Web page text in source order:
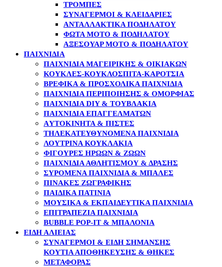
ΤΡΌΜΠΕΣ
ΣΥΝΑΓΕΡΜΟΊ & ΚΛΕΙΔΑΡΙΈΣ
ΑΝΤΑΛΛΑΚΤΙΚΆ ΠΟΔΗΛΆΤΟΥ
ΦΏΤΑ MOTO & ΠΟΔΗΛΆΤΟΥ
ΑΞΕΣΟΥΆΡ MOTO & ΠΟΔΗΛΆΤΟΥ
ΠΑΙΧΝΙΔΙΑ
ΠΑΙΧΝΊΔΙΑ ΜΑΓΕΙΡΙΚΉΣ & ΟΙΚΙΑΚΏΝ
ΚΟΎΚΛΕΣ-ΚΟΥΚΛΌΣΠΙΤΑ-ΚΑΡΌΤΣΙΑ
ΒΡΕΦΙΚΆ & ΠΡΟΣΧΟΛΙΚΆ ΠΑΙΧΝΊΔΙΑ
ΠΑΙΧΝΊΔΙΑ ΠΕΡΙΠΟΊΗΣΗΣ & ΟΜΟΡΦΙΆΣ
ΠΑΙΧΝΊΔΙΑ DIY & ΤΟΥΒΛΆΚΙΑ
ΠΑΙΧΝΊΔΙΑ ΕΠΑΓΓΕΛΜΆΤΩΝ
AΥΤΟΚΊΝΗΤΑ & ΠΊΣΤΕΣ
ΤΗΛΕΚΑΤΕΥΘΥΝΌΜΕΝΑ ΠΑΙΧΝΊΔΙΑ
ΛΟΎΤΡΙΝΑ ΚΟΥΚΛΆΚΙΑ
ΦΙΓΟΎΡΕΣ ΗΡΏΩΝ & ΖΏΩΝ
ΠΑΙΧΝΊΔΙΑ ΑΘΛΗΤΙΣΜΟΎ & ΔΡΆΣΗΣ
ΣΥΡΌΜΕΝΑ ΠΑΙΧΝΊΔΙΑ & ΜΠΆΛΕΣ
ΠΊΝΑΚΕΣ ΖΩΓΡΑΦΙΚΉΣ
ΠΑΙΔΙΚΆ ΠΑΤΊΝΙΑ
ΜΟΥΣΙΚΆ & ΕΚΠΑΙΔΕΥΤΙΚΆ ΠΑΙΧΝΊΔΙΑ
ΕΠΙΤΡΑΠΈΖΙΑ ΠΑΙΧΝΊΔΙΑ
BUBBLE POP-IT & ΜΠΑΛΌΝΙΑ
ΕΙΔΗ ΑΛΙΕΙΑΣ
ΣΥΝΑΓΕΡΜΟΊ & ΕΊΔΗ ΣΉΜΑΝΣΗΣ
ΚΟΥΤΙΆ ΑΠΟΘΉΚΕΥΣΗΣ & ΘΉΚΕΣ
ΜΕΤΑΦΟΡΆΣ